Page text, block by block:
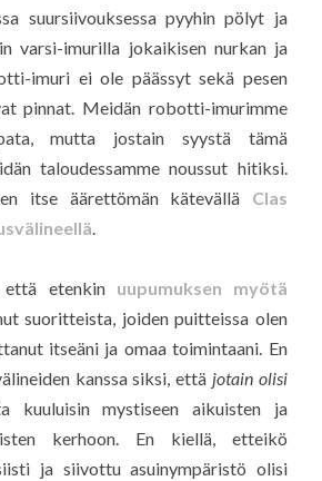
suursiivouksessa pyyhin pölyt ja
varsi-imurilla jokaikisen nurkan ja
imuri ei ole päässyt sekä pesen
pinnat. Meidän robotti-imurimme
mutta jostain syystä tämä
taloudessamme noussut hitiksi.
itse äärettömän kätevällä Clas
.
että etenkin uupumuksen myötä
suoritteista, joiden puitteissa olen
itseäni ja omaa toimintaani. En
kanssa siksi, että jotain olisi
kuuluisin mystiseen aikuisten ja
kerhoon. En kiellä, etteikö
ja siivottu asuinympäristö olisi